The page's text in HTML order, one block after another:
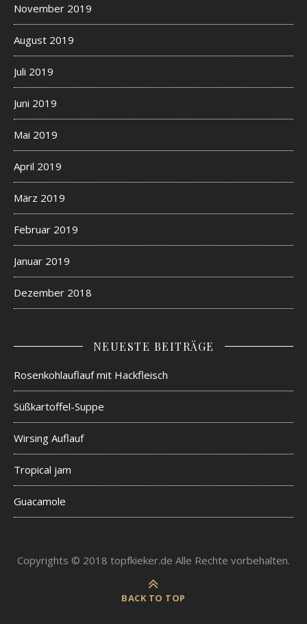
November 2019
August 2019
Juli 2019
Juni 2019
Mai 2019
April 2019
März 2019
Februar 2019
Januar 2019
Dezember 2018
NEUESTE BEITRÄGE
Rosenkohlauflauf mit Hackfleisch
Süßkartoffel-Suppe
Wirsing Auflauf
Tropical jam
Guacamole
Copyrights © 2018 topfkieker.de Alle Rechte vorbehalten.
BACK TO TOP